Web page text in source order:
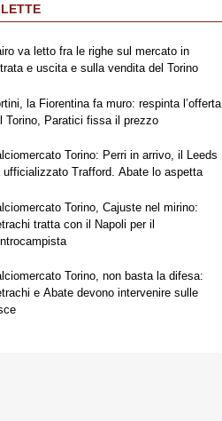
va letto fra le righe sul mercato in
e uscita e sulla vendita del Torino
la Fiorentina fa muro: respinta l’offerta
Torino, Paratici fissa il prezzo
Torino: Perri in arrivo, il Leeds
ufficializzato Trafford. Abate lo aspetta
Torino, Cajuste nel mirino:
tratta con il Napoli per il
Torino, non basta la difesa:
e Abate devono intervenire sulle